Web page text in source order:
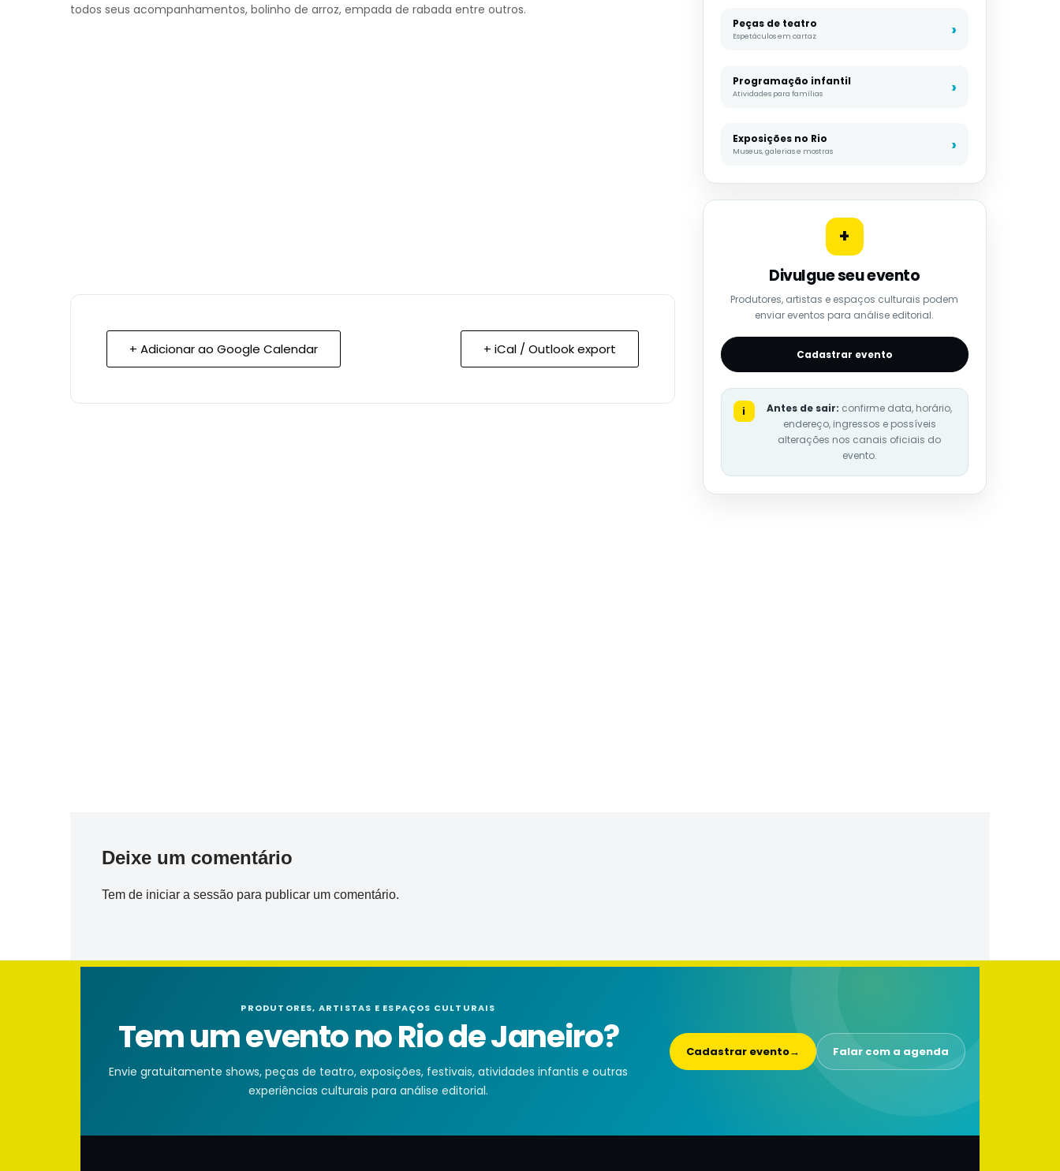
todos seus acompanhamentos, bolinho de arroz, empada de rabada entre outros.
+ Adicionar ao Google Calendar + iCal / Outlook export
Peças de teatro
Espetáculos em cartaz
Programação infantil
Atividades para famílias
Exposições no Rio
Museus, galerias e mostras
+
Divulgue seu evento
Produtores, artistas e espaços culturais podem
enviar eventos para análise editorial.
Cadastrar evento
i Antes de sair: confirme data, horário,
endereço, ingressos e possíveis
alterações nos canais oficiais do
evento.
Deixe um comentário
Tem de iniciar a sessão para publicar um comentário.
PRODUTORES, ARTISTAS E ESPAÇOS CULTURAIS
Tem um evento no Rio de Janeiro?
Envie gratuitamente shows, peças de teatro, exposições, festivais, atividades infantis e outras
experiências culturais para análise editorial.
Cadastrar evento→ Falar com a agenda